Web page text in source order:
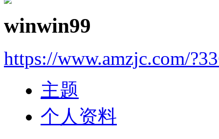
winwin99
https://www.amzjc.com/
主题
个人资料